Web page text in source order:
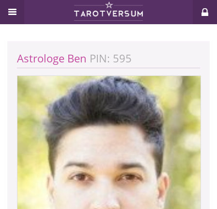
Astrologe Ben PIN: 595